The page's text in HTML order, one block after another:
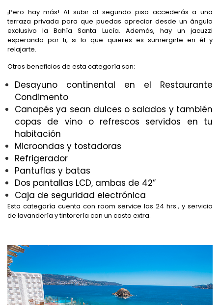
¡Pero hay más! Al subir al segundo piso accederás a una
terraza privada para que puedas apreciar desde un ángulo
exclusivo la Bahía Santa Lucía. Además, hay un jacuzzi
esperando por ti, si lo que quieres es sumergirte en él y
relajarte.
Otros beneficios de esta categoría son:
Desayuno continental en el Restaurante
Condimento
Canapés ya sean dulces o salados y también
copas de vino o refrescos servidos en tu
habitación
Microondas y tostadoras
Refrigerador
Pantuflas y batas
Dos pantallas LCD, ambas de 42”
Caja de seguridad electrónica
Esta categoría cuenta con room service las 24 hrs., y servicio
de lavandería y tintorería con un costo extra.